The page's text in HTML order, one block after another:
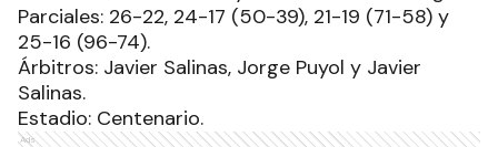
Parciales: 26-22, 24-17 (50-39), 21-19 (71-58) y
25-16 (96-74).
Árbitros: Javier Salinas, Jorge Puyol y Javier
Salinas.
Estadio: Centenario.
Ads